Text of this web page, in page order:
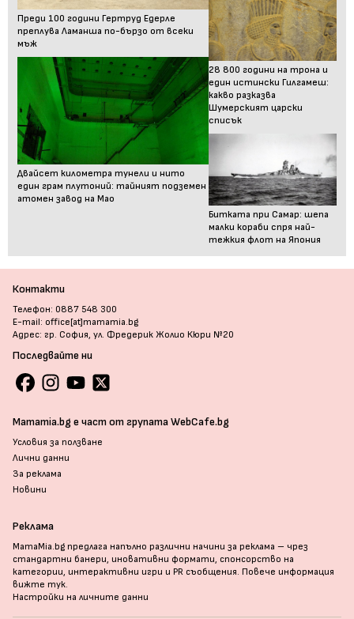
Преди 100 години Гертруд Едерле
преплува Ламанша по-бързо от всеки
мъж
Двайсет километра тунели и нито
един грам плутоний: тайният подземен
атомен завод на Мао
28 800 години на трона и
един истински Гилгамеш:
какво разказва
Шумерският царски
списък
Битката при Самар: шепа
малки кораби спря най-
тежкия флот на Япония
Контакти
Телефон: 0887 548 300
E-mail: office[at]mamamia.bg
Адрес: гр. София, ул. Фредерик Жолио Кюри №20
Последвайте ни
Mamamia.bg е част от групата WebCafe.bg
Условия за ползване
Лични данни
За реклама
Новини
Реклама
MamaMia.bg предлага напълно различни начини за реклама – чрез
стандартни банери, иновативни формати, спонсорство на
категории, интерактивни игри и PR съобщения. Повече информация
вижте тук.
Настройки на личните данни